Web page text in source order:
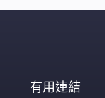
有用連結